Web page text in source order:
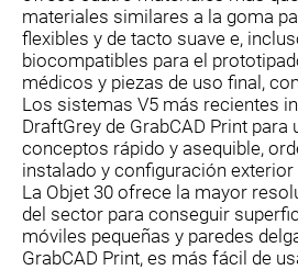
materiales similares a la goma
flexibles y de tacto suave e,
biocompatibles para el
médicos y piezas de uso final,
Los sistemas V5 más recientes
DraftGrey de GrabCAD Print para
conceptos rápido y asequible,
instalado y configuración exterior
La Objet 30 ofrece la mayor
del sector para conseguir
móviles pequeñas y paredes
GrabCAD Print, es más fácil de